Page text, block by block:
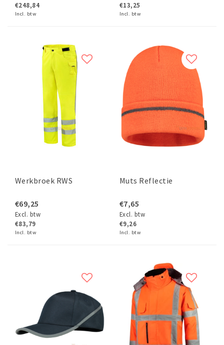
€248,84
Incl. btw
€13,25
Incl. btw
Werkbroek RWS
€69,25
Excl. btw
€83,79
Incl. btw
Muts Reflectie
€7,65
Excl. btw
€9,26
Incl. btw